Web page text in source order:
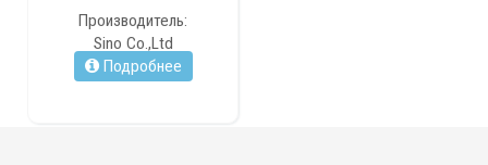
Производитель:
Sino Co.,Ltd
Подробнее